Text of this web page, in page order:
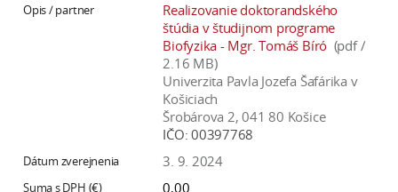
Realizovanie doktorandského
štúdia v študijnom programe
Biofyzika - Mgr. Tomáš Bíró (pdf /
2.16 MB)
Univerzita Pavla Jozefa Šafárika v
Košiciach
Šrobárova 2, 041 80 Košice
IČO: 00397768
3. 9. 2024
0,00